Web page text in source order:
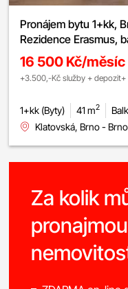
Pronájem bytu 1+kk,
Rezidence Erasmus,
16 500 Kč/měsíc
+3.500,-Kč služby + depozit+
1+kk (Byty) 41 m2
Klatovská, Brno -
Za kolik